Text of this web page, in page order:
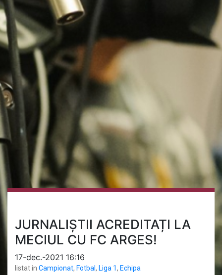
JURNALIȘTII ACREDITAȚI LA
MECIUL CU FC ARGES!
17-dec.-2021 16:16
listat in Campionat, Fotbal , Liga 1, Echipa